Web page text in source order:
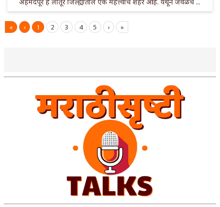
« ‹ 1 2 3 4 5 › »